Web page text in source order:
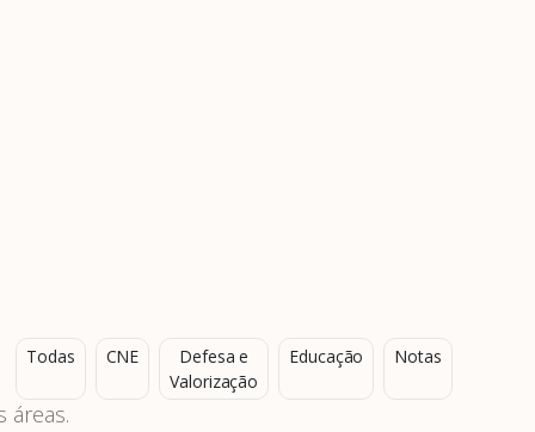
Todas CNE
Defesa e
Valorização
Educação Notas
áreas.